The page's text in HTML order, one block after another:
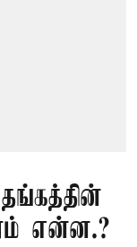
என்ன.?